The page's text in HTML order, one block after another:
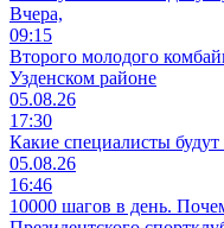
Вчера,
09:15
Второго молодого
Узденском районе
05.08.26
17:30
Какие специалисты
05.08.26
16:46
10000 шагов в день.